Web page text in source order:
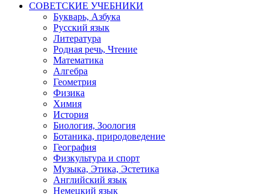
СОВЕТСКИЕ УЧЕБНИКИ
Букварь, Азбука
Русский язык
Литература
Родная речь, Чтение
Математика
Алгебра
Геометрия
Физика
Химия
История
Биология, Зоология
Ботаника, природоведение
География
Физкультура и спорт
Музыка, Этика, Эстетика
Английский язык
Немецкий язык